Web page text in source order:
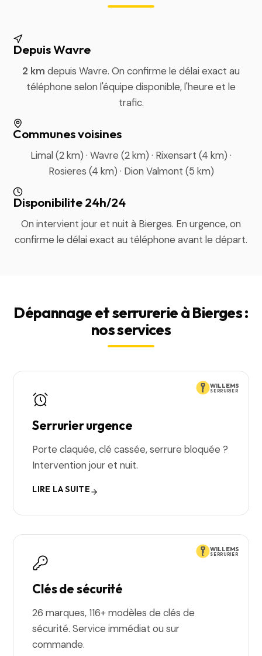
Depuis Wavre
2 km depuis Wavre. On confirme le délai exact au
téléphone selon l'équipe disponible, l'heure et le
trafic.
Communes voisines
Limal (2 km) · Wavre (2 km) · Rixensart (4 km) ·
Rosieres (4 km) · Dion Valmont (5 km)
Disponibilite 24h/24
On intervient jour et nuit à Bierges. En urgence, on
confirme le délai exact au téléphone avant le départ.
Dépannage et serrurerie à Bierges :
nos services
WILLEMS
SERRURIER
Serrurier urgence
Porte claquée, clé cassée, serrure bloquée ?
Intervention jour et nuit.
LIRE LA SUITE
WILLEMS
SERRURIER
Clés de sécurité
26 marques, 116+ modèles de clés de
sécurité. Service immédiat ou sur
commande.